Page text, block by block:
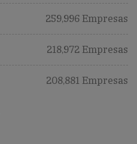
259,996 Empresas
218,972 Empresas
208,881 Empresas